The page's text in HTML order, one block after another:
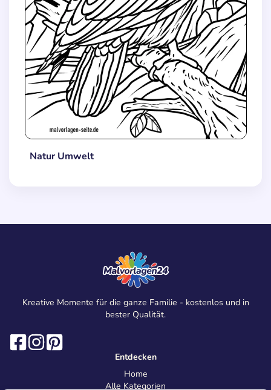
Natur Umwelt
Kreative Momente für die ganze Familie - kostenlos und in
bester Qualität.
Entdecken
Home
Alle Kategorien